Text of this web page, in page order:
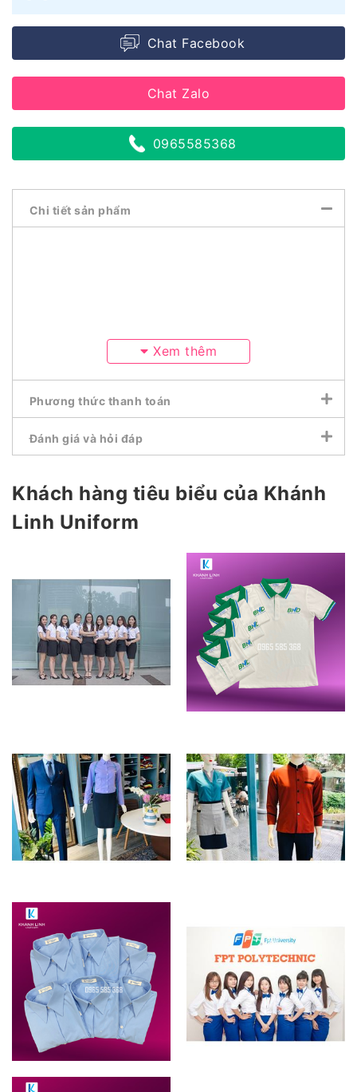
Chat Facebook
Chat Zalo
0965585368
Chi tiết sản phẩm
Xem thêm
Phương thức thanh toán
Đánh giá và hỏi đáp
Khách hàng tiêu biểu của Khánh
Linh Uniform